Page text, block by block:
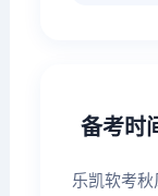
备考时
乐凯软考